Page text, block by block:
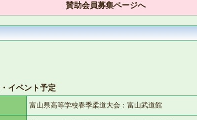
賛助会員募集ページへ
イベント予定
富山県高等学校春季柔道大会：富山武道館